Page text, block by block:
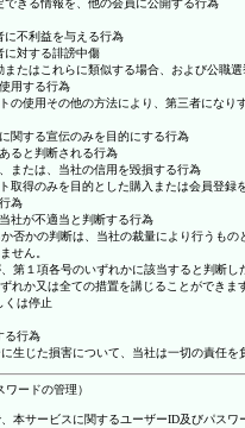
できる情報を、他の会員に公開する行為
に不利益を与える行為
に対する誹謗中傷
またはこれらに類似する場合、および公職
用する行為
の使用その他の方法により、第三者になり
関する宣伝のみを目的にする行為
ると判断される行為
または、当社の信用を毀損する行為
取得のみを目的とした購入または会員登録
為
社が不適当と判断する行為
否かの判断は、当社の裁量により行うもの
せん。
第１項各号のいずれかに該当すると判断し
れか又は全ての措置を講じることができま
くは停止
る行為
生じた損害について、当社は一切の責任を
ードの管理）
本サービスに関するユーザーID及びパスワ